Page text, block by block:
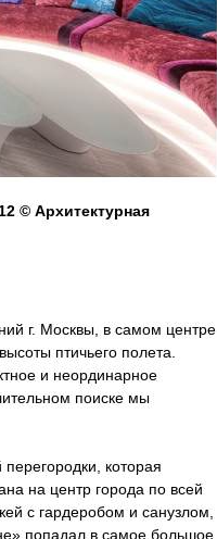
© Архитектурная
г. Москвы, в самом центре
птичьего полета.
и неординарное
поиске мы
которая
на центр города по всей
с гардеробом и санузлом,
попадал в самое большое